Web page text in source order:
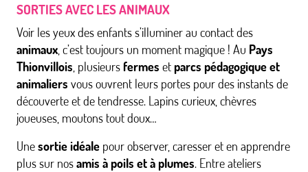
SORTIES AVEC LES ANIMAUX
Voir les yeux des enfants s’illuminer au contact des
animaux , c’est toujours un moment magique ! Au Pays
Thionvillois , plusieurs fermes et parcs pédagogique et
animaliers vous ouvrent leurs portes pour des instants de
découverte et de tendresse. Lapins curieux, chèvres
joueuses, moutons tout doux…
Unesortie idéale pour observer, caresser et en apprendre
plus sur nosamis à poils et à plumes. Entre ateliers